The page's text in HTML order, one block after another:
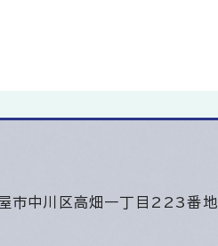
市中川区高畑一丁目223番地